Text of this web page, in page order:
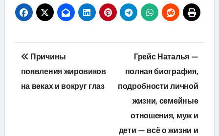
Навигация
по
записям
Причины
появления жировиков
на веках и вокруг глаз
Грейс Наталья —
полная биография,
подробности личной
жизни, семейные
отношения, муж и
дети — всё о жизни и